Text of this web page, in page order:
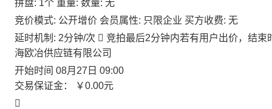
拼盘: 1个 重量: 数量: 无
竞价模式: 公开增价 会员属性: 只限企业 买方收费: 无
延时机制: 2分钟/次  竞拍最后2分钟内若有用户出价，结
海欧冶供应链有限公司
开始时间 08月27日 09:00
交易保证金：
￥0.00元
